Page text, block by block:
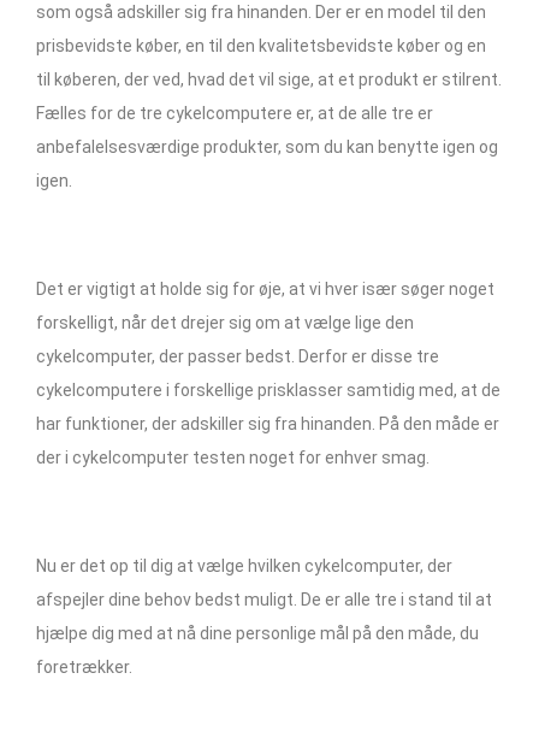
som også adskiller sig fra hinanden. Der er en model til den
prisbevidste køber, en til den kvalitetsbevidste køber og en
til køberen, der ved, hvad det vil sige, at et produkt er stilrent.
Fælles for de tre cykelcomputere er, at de alle tre er
anbefalelsesværdige produkter, som du kan benytte igen og
igen.
Det er vigtigt at holde sig for øje, at vi hver især søger noget
forskelligt, når det drejer sig om at vælge lige den
cykelcomputer, der passer bedst. Derfor er disse tre
cykelcomputere i forskellige prisklasser samtidig med, at de
har funktioner, der adskiller sig fra hinanden. På den måde er
der i cykelcomputer testen noget for enhver smag.
Nu er det op til dig at vælge hvilken cykelcomputer, der
afspejler dine behov bedst muligt. De er alle tre i stand til at
hjælpe dig med at nå dine personlige mål på den måde, du
foretrækker.